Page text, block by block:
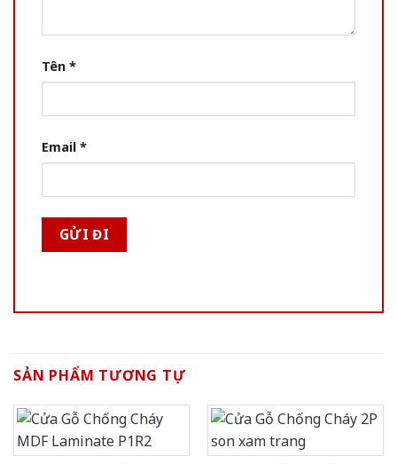
Tên *
Email *
SẢN PHẨM TƯƠNG TỰ